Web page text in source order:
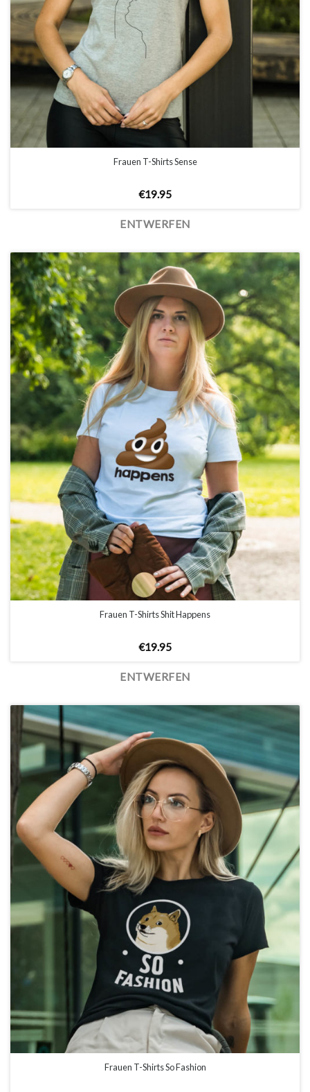
Frauen T-Shirts Sense
€19.95
ENTWERFEN
Frauen T-Shirts Shit Happens
€19.95
ENTWERFEN
Frauen T-Shirts So Fashion